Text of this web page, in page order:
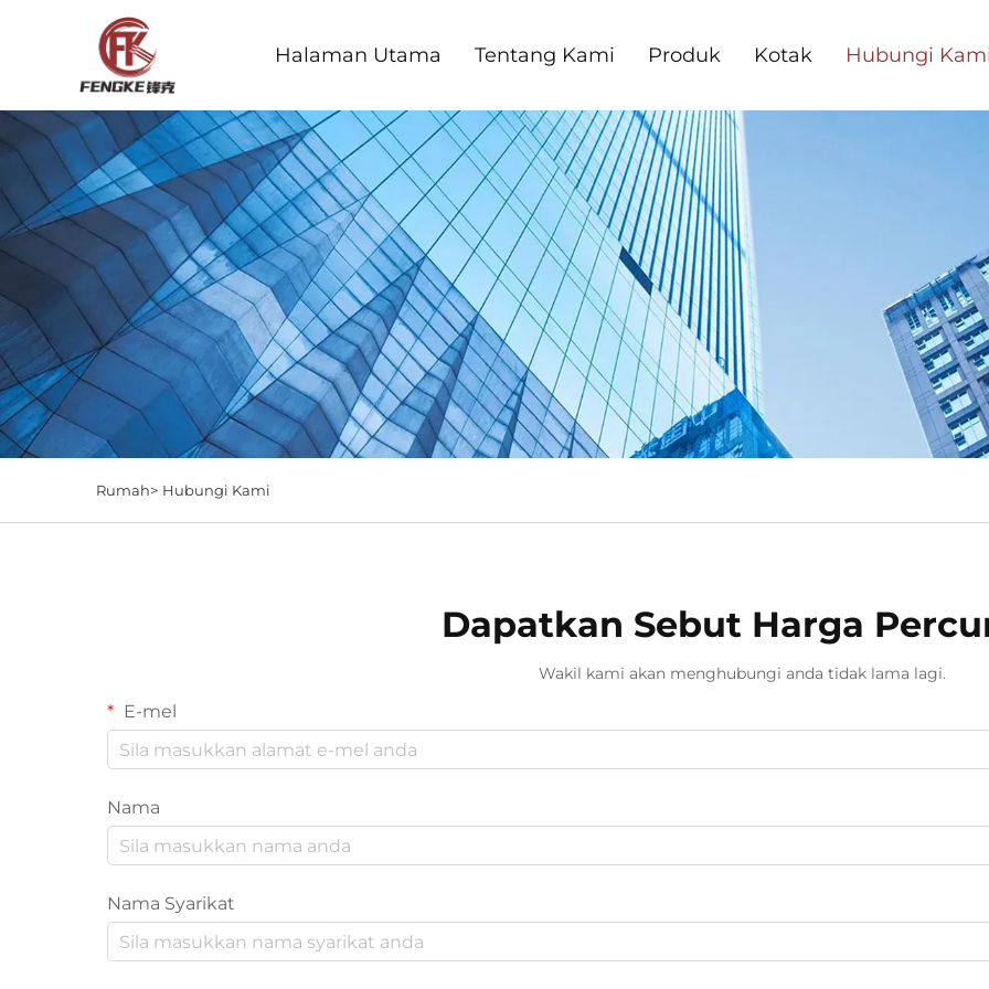
Halaman Utama Tentang Kami Produk Kotak Hubungi
Rumah> Hubungi Kami
Dapatkan Sebut Harga
Wakil kami akan menghubungi anda tidak lama lagi.
E-mel
Nama
Nama Syarikat